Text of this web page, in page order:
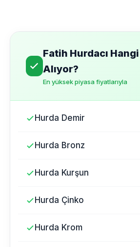
Fatih Hurdacı
Alıyor?
En yüksek piyasa fiyatlarıyla
Hurda Demir
Hurda Bronz
Hurda Kurşun
Hurda Çinko
Hurda Krom